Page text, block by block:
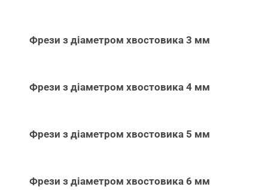
Фрези з діаметром хвостовика 3 мм
Фрези з діаметром хвостовика 4 мм
Фрези з діаметром хвостовика 5 мм
Фрези з діаметром хвостовика 6 мм